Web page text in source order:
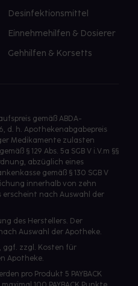
Desinfektionsmittel
Einnehmehilfen & Dosierer
Gehhilfen & Korsetts
gemäß ABDA-
d. h. Apothekenabgabepreis
Medikamente zulasten
§ 129 Abs. 5a SGB V i.V.m §§
abzüglich eines
gemäß § 130 SGB V
innerhalb von zehn
erscheint nach Auswahl der
des Herstellers. Der
Auswahl der Apotheke.
ggf. zzgl. Kosten für
Apotheke.
pro Produkt 5 PAYBACK